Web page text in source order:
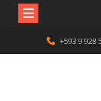
content
+593 9 928